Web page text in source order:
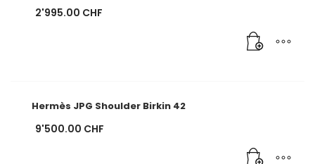
Ursprünglicher
2'995.00 CHF
Hermès JPG Shoulder Birkin 42
9'500.00 CHF